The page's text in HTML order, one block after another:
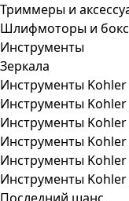
Триммеры и
Шлифмоторы и
Инструменты
Зеркала
Инструменты Kohler
Инструменты Kohler
Инструменты
Инструменты
Инструменты Kohler
Инструменты Kohler